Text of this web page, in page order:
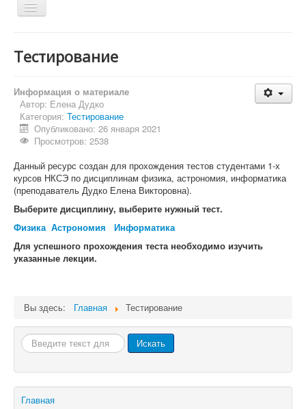
Включить/
выключить
Тестирование
ЕГЭ по физике
ОГЭ по физике
Тестирование
Информация о материале
Автор: Елена Дудко
Категория: Тестирование
Опубликовано: 26 января 2021
Просмотров: 2538
Данный ресурс создан для прохождения тестов студентами 1-х
курсов НКСЭ по дисциплинам физика, астрономия, информатика
(преподаватель Дудко Елена Викторовна).
Выберите дисциплину, выберите нужный тест.
Физика Астрономия
Информатика
Для успешного прохождения теста необходимо изучить
указанные лекции.
Вы здесь: Главная Тестирование
Искать... Искать
Главная